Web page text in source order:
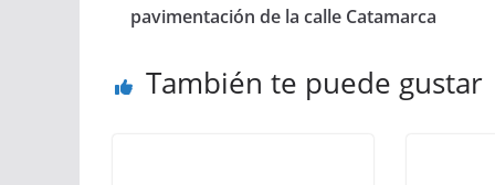
pavimentación de la calle Catamarca
También te puede gustar